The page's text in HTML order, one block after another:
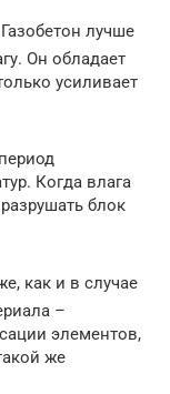
лучше
Он обладает
усиливает
Когда влага
блок
как и в случае
–
элементов,
же